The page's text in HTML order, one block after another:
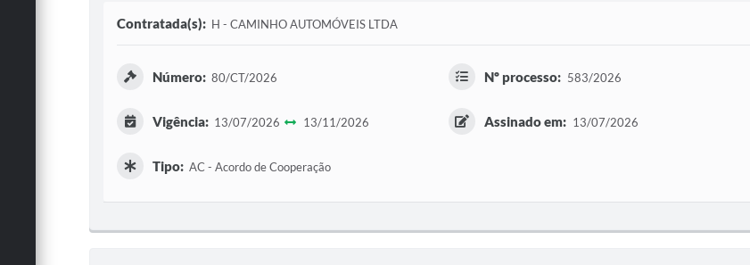
Contratada(s): H - CAMINHO AUTOMÓVEIS LTDA
Número: 80/CT/2026 Nº processo: 583/2026
Vigência: 13/07/2026 13/11/2026 Assinado em: 13/07/2026
Tipo: AC - Acordo de Cooperação